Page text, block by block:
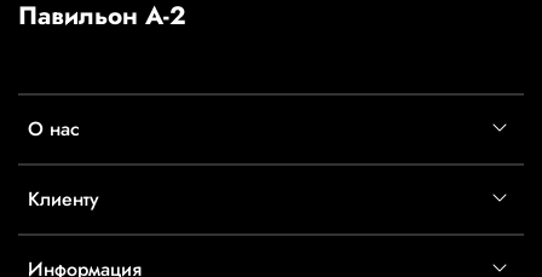
О нас
Клиенту
Информация
Павильон А-2